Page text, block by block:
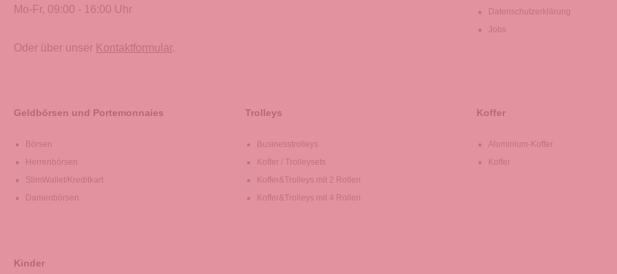
Mo-Fr, 09:00 - 16:00 Uhr
Oder über unser Kontaktformular.
Datenschutzerklärung
Jobs
Geldbörsen und Portemonnaies
Börsen
Herrenbörsen
SlimWallet/Kreditkart
Damenbörsen
Trolleys
Businesstrolleys
Koffer / Trolleysets
Koffer&Trolleys mit 2 Rollen
Koffer&Trolleys mit 4 Rollen
Koffer
Aluminium-Koffer
Koffer
Kinder